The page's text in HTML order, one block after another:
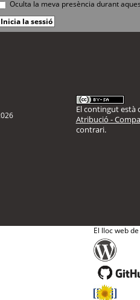
Oculta la meva presència durant
El contingut està
Atribució -
contrari.
El lloc web